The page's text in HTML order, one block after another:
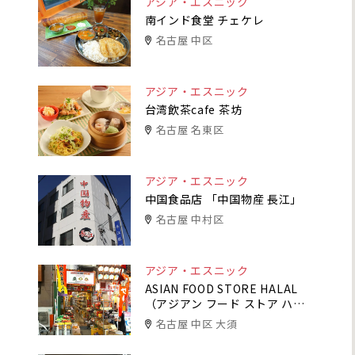
南インド食堂 チェケレ
名古屋 中区
アジア・エスニック
台湾飲茶cafe 茶坊
名古屋 名東区
アジア・エスニック
中国食品店 「中国物産 長江」
名古屋 中村区
アジア・エスニック
ASIAN FOOD STORE HALAL
（アジアン フード ストア ハラ
ル）」
名古屋 中区 大須